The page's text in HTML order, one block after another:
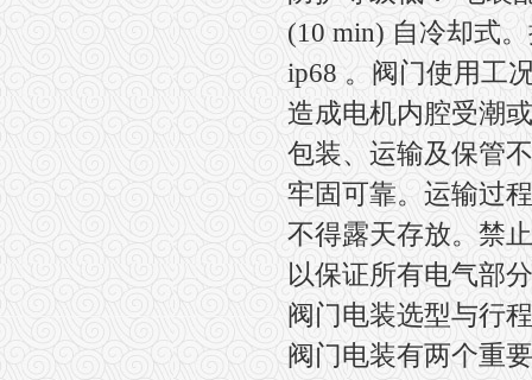
(10 min) 自冷却式
ip68 。阀门使用工
造成电机内腔受潮
包装、运输及保管
牢固可靠。运输过
不得露天存放。禁
以保证所有电气部
阀门电装选型与行
阀门电装有两个重